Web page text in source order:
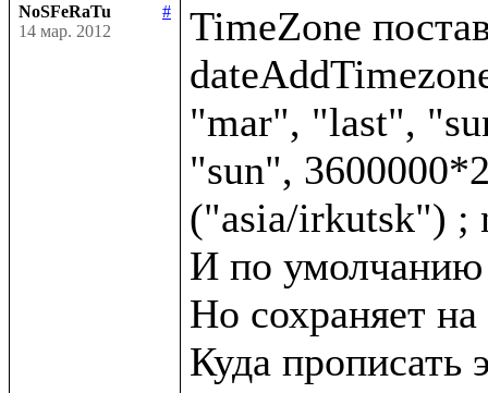
NoSFeRaTu
#
14 мар. 2012
TimeZone
"mar", "last",
"sun",
("asia/irkutsk") ;
И по умолчанию
Но сохраняет